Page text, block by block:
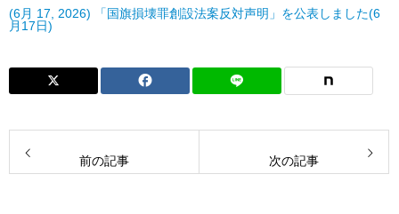
(6月 17, 2026) 「国旗損壊罪創設法案反対声明」を公表しました(6
月17日)
前の記事 次の記事